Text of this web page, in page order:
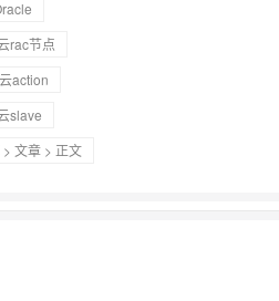
rac节点
action
slave
> 文章 > 正文